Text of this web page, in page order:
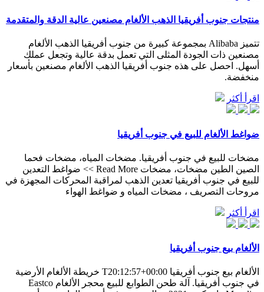
منتجات جنوب أفريقيا الذهب الألغام مصنعين عالية الدقة والمتقدمة
تتميز Alibaba بمجموعة كبيرة من جنوب أفريقيا الذهب الألغام
مصنعين ذات الجودة المثلى التي تعمل بدقة عالية وتجعل عملك
أسهل. احصل على هذه جنوب أفريقيا الذهب الألغام مصنعين بأسعار
منخفضة.
اقرأ أكثر
ضواغط الألغام للبيع في جنوب أفريقيا
مضخات للبيع في جنوب أفريقيا. مضخات المياه، مضخات فحما
الصين الطين مضخات، مضخات Read More >> ضواغط التعدين
للبيع في جنوب أفريقيا تعدين الذهب لمراقبة المحركات المجهزة في
مروحات التصريف ، مضخات المياه و ضواغط الهواء
اقرأ أكثر
الألغام بيع جنوب أفريقيا
الألغام بيع جنوب أفريقيا T20:12:57+00:00 خريطة الألغام الأرضية
في جنوب أفريقيا. آلة طحن الطوابع للبيع محجر الألغام Eastco